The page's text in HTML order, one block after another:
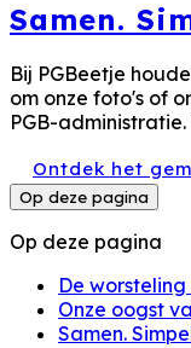
Samen.
Bij PGBeetje
om onze foto's of
PGB-
Ontdek het
Op deze pagina
Op deze pagina
De
Onze oogst
Samen.